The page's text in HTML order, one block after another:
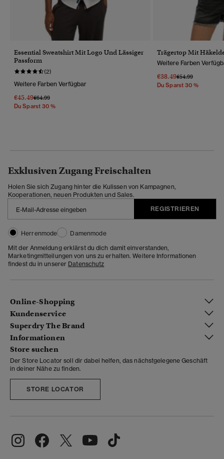
Essential Sweatshirt Mit Logo Und Lässiger
Passform
(2)
Weitere Farben Verfügbar
€45.49Preis Wurde Reduziert Von
€64.99Bis
Du Sparst 30 %
Trägertop Mit
Weitere Farben
€38.49Preis Wurde
€54.99Bis
Du Sparst 30 %
Exklusiven Zugang Freischalten
Holen Sie sich Zugang hinter die Kulissen von Kampagnen,
Kooperationen, neuen Produkten und Sales.
REGISTRIEREN
Herrenmode
Damenmode
Mit der Anmeldung erklärst du dich damit einverstanden,
Marketingmitteilungen von uns zu erhalten. Weitere Informationen
findest du in unserer Datenschutz
Online-Shopping
Kundenservice
Superdry The Brand
Informationen
Store suchen
Der Store Locator soll dir dabei helfen, das nächstgelegene Geschäft
in deiner Nähe zu finden.
STORE LOCATOR